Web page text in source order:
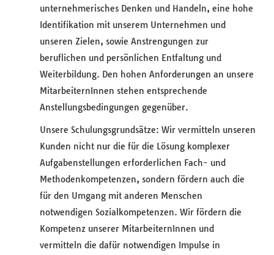
unternehmerisches Denken und Handeln, eine hohe
Identifikation mit unserem Unternehmen und
unseren Zielen, sowie Anstrengungen zur
beruflichen und persönlichen Entfaltung und
Weiterbildung. Den hohen Anforderungen an unsere
MitarbeiternInnen stehen entsprechende
Anstellungsbedingungen gegenüber.
Unsere Schulungsgrundsätze: Wir vermitteln unseren
Kunden nicht nur die für die Lösung komplexer
Aufgabenstellungen erforderlichen Fach- und
Methodenkompetenzen, sondern fördern auch die
für den Umgang mit anderen Menschen
notwendigen Sozialkompetenzen. Wir fördern die
Kompetenz unserer MitarbeiternInnen und
vermitteln die dafür notwendigen Impulse in